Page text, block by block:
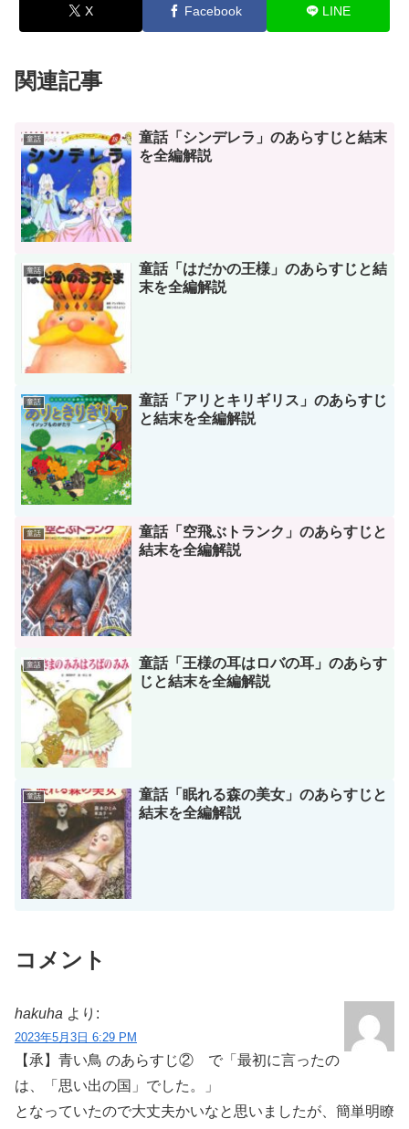
X Facebook LINE
関連記事
童話
童話「シンデレラ」のあらすじと結末
を全編解説
童話
童話「はだかの王様」のあらすじと結
末を全編解説
童話
童話「アリとキリギリス」のあらすじ
と結末を全編解説
童話
童話「空飛ぶトランク」のあらすじと
結末を全編解説
童話
童話「王様の耳はロバの耳」のあらす
じと結末を全編解説
童話
童話「眠れる森の美女」のあらすじと
結末を全編解説
コメント
hakuha より:
2023年5月3日 6:29 PM
【承】青い鳥 のあらすじ② で「最初に言ったの
は、「思い出の国」でした。」
となっていたので大丈夫かいなと思いましたが、簡単明瞭